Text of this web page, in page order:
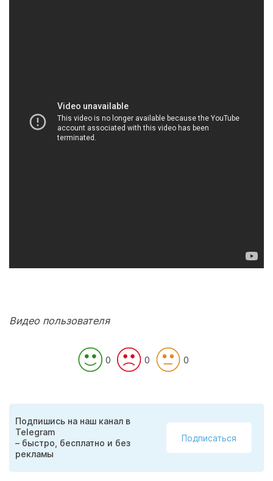
Видео пользователя
0 0 0
Подпишись на наш канал в
Telegram
– быстро, бесплатно и без
рекламы
Подписаться